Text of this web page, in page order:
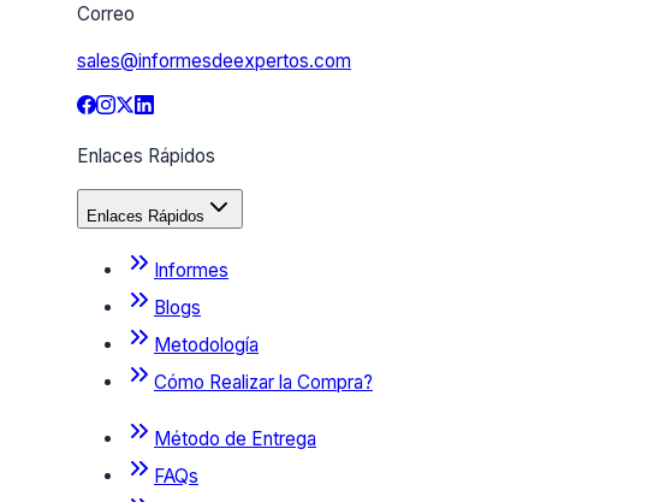
Correo
sales@informesdeexpertos.com
Enlaces Rápidos
Enlaces Rápidos
Informes
Blogs
Metodología
Cómo Realizar la Compra?
Método de Entrega
FAQs